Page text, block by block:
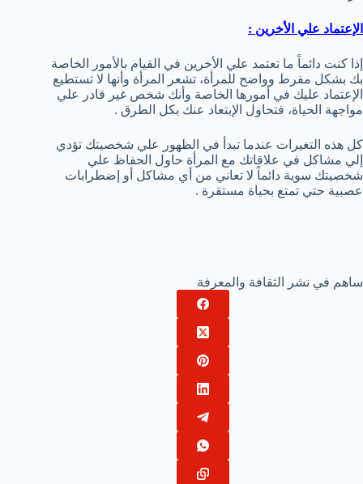
الإعتماد علي الأخرين :
إذا كنت دائماً ما تعتمد علي الأخرين في القيام بالأمور الخاصة
بك بشكل مفرط وواضح للمرأة، تشعر المرأة وأنها لا تستطيع
الإعتماد عليك في أمورها الخاصة وأنك شخص غير قادر علي
مواجهة الحياة، فتحاول الإبتعاد عنك بكل الطرق .
كل هذه التغيرات عندما تبدأ في الظهور علي شخصيتك تؤدي
إلي مشاكل في علاقاتك مع المرأة حاول الحفاظ علي
شخصيتك سوية دائماً لا تعاني من أي مشاكل أو إضطرابات
عصبية حتي تمتع بحياة مستقرة .
ساهم في نشر الثقافة والمعرفة